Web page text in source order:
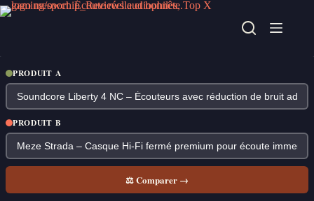
Passer
au
PRODUIT A
PRODUIT B
⚖ Comparer →